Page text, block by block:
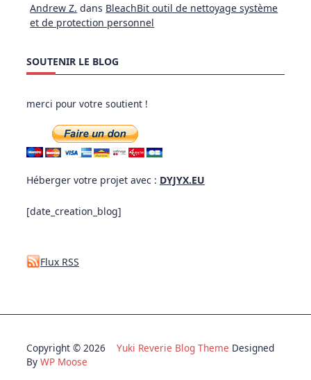
Andrew Z. dans BleachBit outil de nettoyage système
et de protection personnel
SOUTENIR LE BLOG
merci pour votre soutient !
Héberger votre projet avec : DYJYX.EU
[date_creation_blog]
Flux RSS
Copyright © 2026 Yuki Reverie Blog Theme Designed
By WP Moose